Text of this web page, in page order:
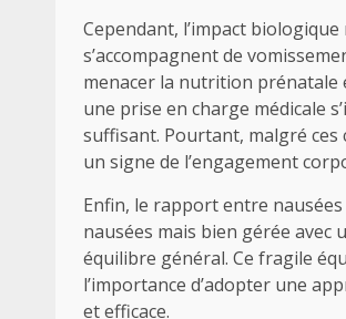
Cependant, l’impact
s’accompagnent de
menacer la nutrition prénatale
une prise en charge médicale
suffisant. Pourtant, malgré ces
un signe de l’engagement
Enfin, le rapport entre
nausées mais bien gérée
équilibre général. Ce fragile
l’importance d’adopter une
et efficace.